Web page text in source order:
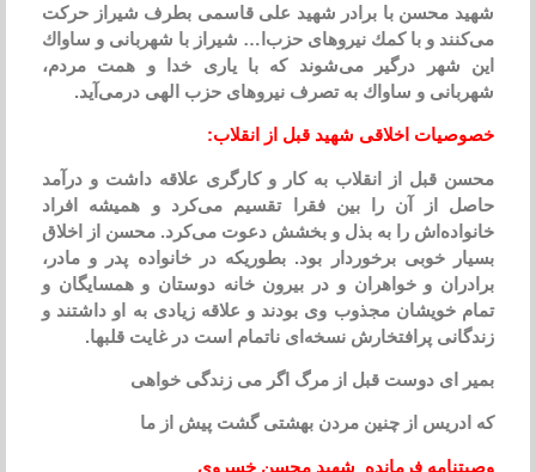
شهید محسن با برادر شهید علی قاسمی بطرف شیراز حركت
می‌كنند و با كمك نیروهای حزب‌ا… شیراز با شهربانی و ساواك
این شهر درگیر می‌شوند كه با یاری خدا و همت مردم،
شهربانی و ساواك به تصرف نیروهای حزب الهی درمی‌آید.
خصوصیات اخلاقی شهید قبل از انقلاب:
محسن قبل از انقلاب به كار و كارگری علاقه داشت و درآمد
حاصل از آن را بین فقرا تقسیم می‌كرد و همیشه افراد
خانواده‌اش را به بذل و بخشش دعوت می‌كرد. محسن از اخلاق
بسیار خوبی برخوردار بود. بطوریكه در خانواده پدر و مادر،
برادران و خواهران و در بیرون خانه دوستان و همسایگان و
تمام خویشان مجذوب وی بودند و علاقه زیادی به او داشتند و
زندگانی پرافتخارش نسخه‌ای ناتمام است در غایت قلبها.
بمیر ای دوست قبل از مرگ اگر می‌ زندگی خواهی
كه ادریس از چنین مردن بهشتی گشت پیش از ما
وصیتنامه فرمانده شهید محسن خسروی